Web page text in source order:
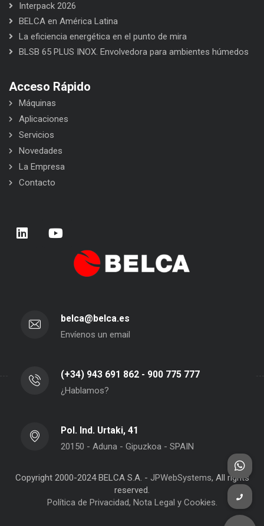
Interpack 2026
BELCA en América Latina
La eficiencia energética en el punto de mira
BLSB 65 PLUS INOX. Envolvedora para ambientes húmedos
Acceso Rápido
Máquinas
Aplicaciones
Servicios
Novedades
La Empresa
Contacto
belca@belca.es
Envíenos un email
(+34) 943 691 862 - 900 775 777
¿Hablamos?
Pol. Ind. Urtaki, 41
20150 - Aduna - Gipuzkoa - SPAIN
Copyright 2000-2024 BELCA S.A. - JPWebSystems, All rights
reserved.
Política de Privacidad, Nota Legal y Cookies.